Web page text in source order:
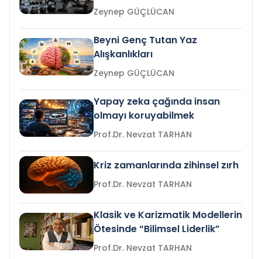
Zeynep GÜÇLÜCAN
Beyni Genç Tutan Yaz
Alışkanlıkları
Zeynep GÜÇLÜCAN
Yapay zeka çağında insan
olmayı koruyabilmek
Prof.Dr. Nevzat TARHAN
Kriz zamanlarında zihinsel zırh
Prof.Dr. Nevzat TARHAN
Klasik ve Karizmatik Modellerin
Ötesinde “Bilimsel Liderlik”
Prof.Dr. Nevzat TARHAN